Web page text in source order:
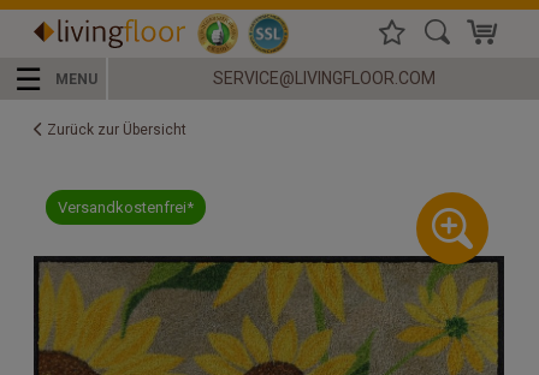
☰ MENU SERVICE@LIVINGFLOOR.COM
Zurück zur Übersicht
Versandkostenfrei*